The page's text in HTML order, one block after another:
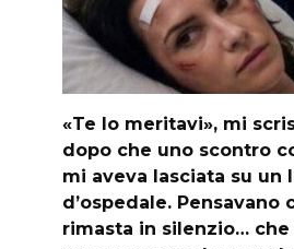
«Te lo meritavi», mi
dopo che uno scontro
mi aveva lasciata su un
d’ospedale. Pensavano
rimasta in silenzio… che